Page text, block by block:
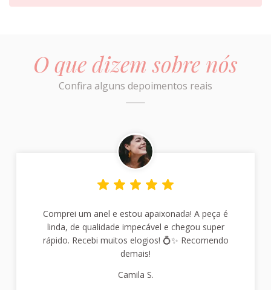
O que dizem sobre nós
Confira alguns depoimentos reais
Comprei um anel e estou apaixonada! A peça é
linda, de qualidade impecável e chegou super
rápido. Recebi muitos elogios! 💍✨ Recomendo
demais!
Camila S.